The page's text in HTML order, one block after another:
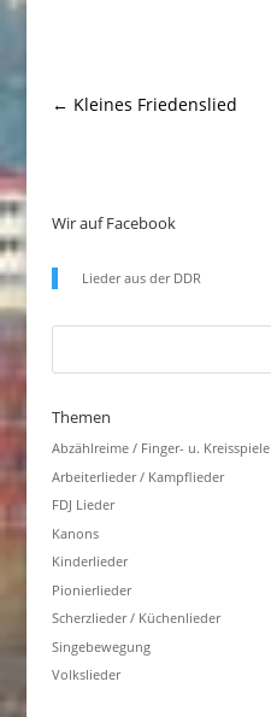
← Kleines Friedenslied
Wir auf Facebook
Lieder aus der DDR
Themen
Abzählreime / Finger- u. Kreisspiele
Arbeiterlieder / Kampflieder
FDJ Lieder
Kanons
Kinderlieder
Pionierlieder
Scherzlieder / Küchenlieder
Singebewegung
Volkslieder